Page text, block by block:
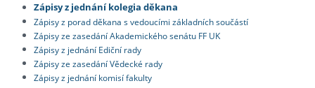
Zápisy z jednání kolegia děkana
Zápisy z porad děkana s vedoucími základních součástí
Zápisy ze zasedání Akademického senátu FF UK
Zápisy z jednání Ediční rady
Zápisy ze zasedání Vědecké rady
Zápisy z jednání komisí fakulty